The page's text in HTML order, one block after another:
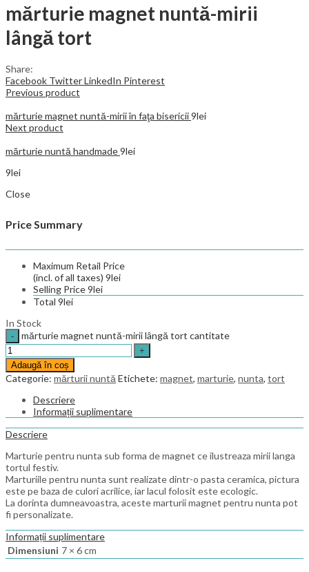
mărturie magnet nuntă-mirii
lângă tort
Share:
Facebook TwitterLinkedIn Pinterest
Previous product
mărturie magnet nuntă-mirii în faţa bisericii9lei
Next product
mărturie nuntă handmade9lei
9lei
Close
Price Summary
Maximum Retail Price
(incl. of all taxes) 9lei
Selling Price9lei
Total 9lei
In Stock
mărturie magnet nuntă-mirii lângă tort cantitate
Adaugă în coș
Categorie: mărturii nuntă Etichete: magnet, marturie, nunta, tort
Descriere
Informații suplimentare
Descriere
Marturie pentru nunta sub forma de magnet ce ilustreaza mirii langa
tortul festiv.
Marturiile pentru nunta sunt realizate dintr-o pasta ceramica, pictura
este pe baza de culori acrilice, iar lacul folosit este ecologic.
La dorinta dumneavoastra, aceste marturii magnet pentru nunta pot
fi personalizate.
Informații suplimentare
Dimensiuni 7 × 6 cm